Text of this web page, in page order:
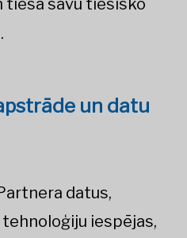
tiesā savu tiesisko
un datu
datus,
iespējas,